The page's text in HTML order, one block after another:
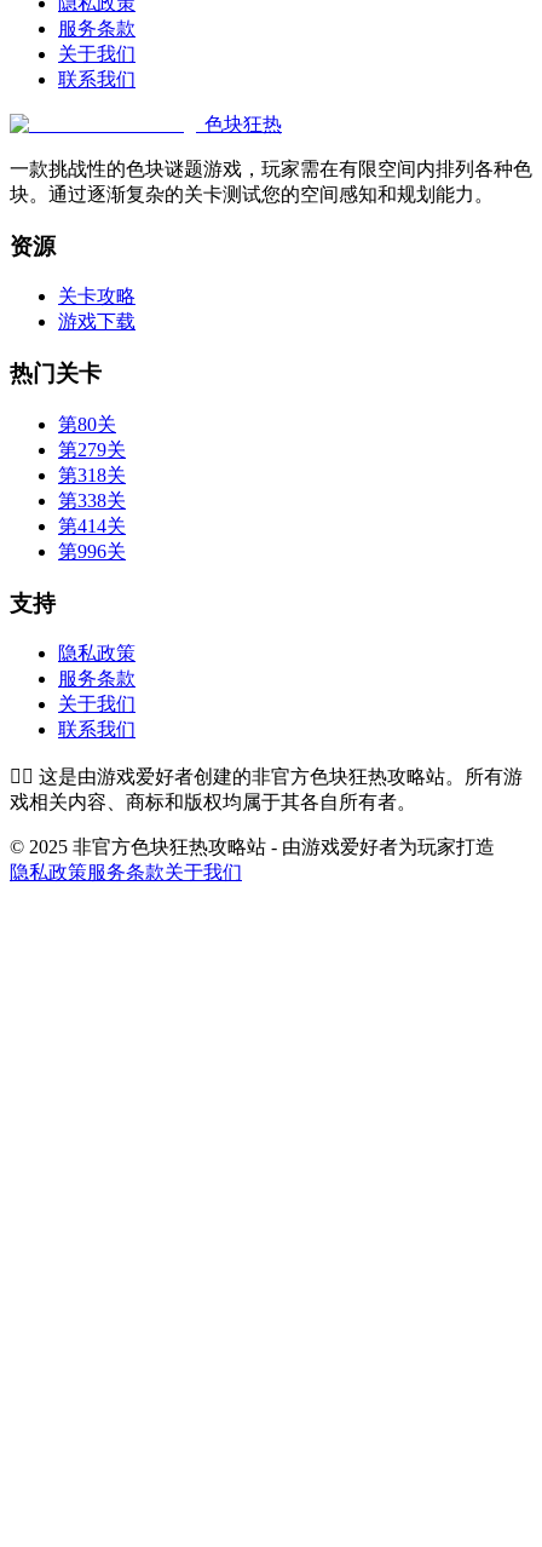
服务条款
关于我们
联系我们
色块狂热
一款挑战性的色块谜题游戏，玩家需在有限空间内排列各种色
块。通过逐渐复杂的关卡测试您的空间感知和规划能力。
资源
关卡攻略
游戏下载
热门关卡
第80关
第279关
第318关
第338关
第414关
第996关
支持
隐私政策
服务条款
关于我们
联系我们
👉🏻 这是由游戏爱好者创建的非官方色块狂热攻略站。所有游
戏相关内容、商标和版权均属于其各自所有者。
© 2025 非官方色块狂热攻略站 - 由游戏爱好者为玩家打造
隐私政策服务条款关于我们